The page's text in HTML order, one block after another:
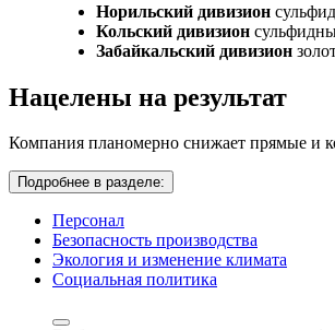
Норильский дивизион
Кольский дивизион
Забайкальский дивизион
Нацелены на результат
Компания планомерно снижает прямые и
Подробнее в разделе:
Персонал
Безопасность производства
Экология и изменение климата
Социальная политика